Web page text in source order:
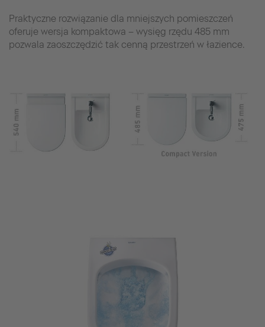
Praktyczne rozwiązanie dla mniejszych pomieszczeń
oferuje wersja kompaktowa – wysięg rzędu 485 mm
pozwala zaoszczędzić tak cenną przestrzeń w łazience.